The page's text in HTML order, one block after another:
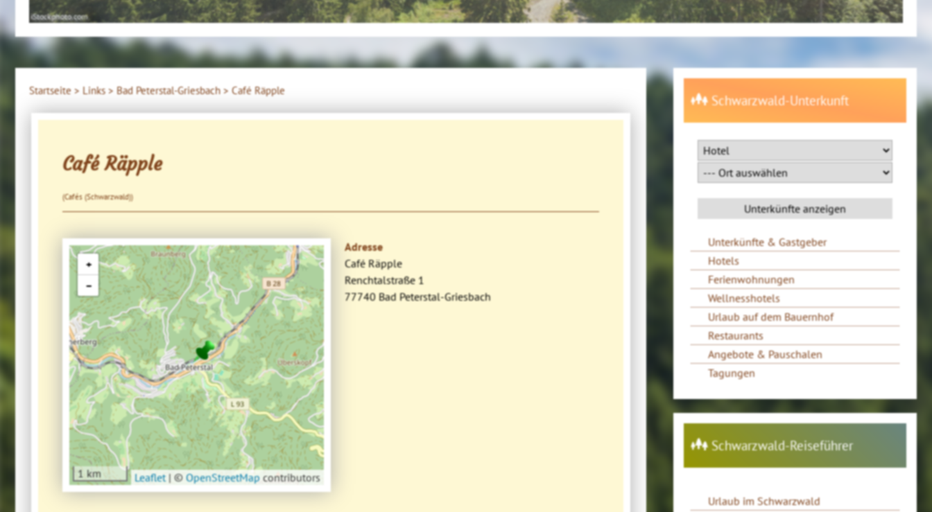
4ws-netdesign
Startseite > Links > Bad Peterstal-Griesbach >Café Räpple
Café Räpple
(Cafés (Schwarzwald))
+
−
1 km Leaflet | © OpenStreetMap contributors
Adresse
Café Räpple
Renchtalstraße 1
77740 Bad Peterstal-Griesbach
Schwarzwald-Unterkunft
Unterkünfte & Gastgeber
Hotels
Ferienwohnungen
Wellnesshotels
Urlaub auf dem Bauernhof
Restaurants
Angebote & Pauschalen
Tagungen
Schwarzwald-Reiseführer
Urlaub im Schwarzwald